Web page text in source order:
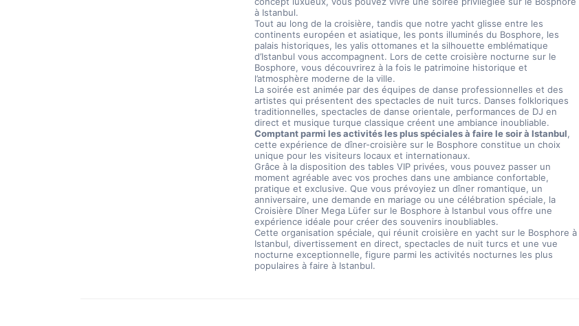
à Istanbul.
Tout au long de la croisière, tandis que notre yacht glisse entre les
continents européen et asiatique, les ponts illuminés du Bosphore, les
palais historiques, les yalis ottomanes et la silhouette emblématique
d’Istanbul vous accompagnent. Lors de cette croisière nocturne sur le
Bosphore, vous découvrirez à la fois le patrimoine historique et
l’atmosphère moderne de la ville.
La soirée est animée par des équipes de danse professionnelles et des
artistes qui présentent des spectacles de nuit turcs. Danses folkloriques
traditionnelles, spectacles de danse orientale, performances de DJ en
direct et musique turque classique créent une ambiance inoubliable.
Comptant parmi les activités les plus spéciales à faire le soir à Istanbul,
cette expérience de dîner-croisière sur le Bosphore constitue un choix
unique pour les visiteurs locaux et internationaux.
Grâce à la disposition des tables VIP privées, vous pouvez passer un
moment agréable avec vos proches dans une ambiance confortable,
pratique et exclusive. Que vous prévoyiez un dîner romantique, un
anniversaire, une demande en mariage ou une célébration spéciale, la
Croisière Dîner Mega Lüfer sur le Bosphore à Istanbul vous offre une
expérience idéale pour créer des souvenirs inoubliables.
Cette organisation spéciale, qui réunit croisière en yacht sur le Bosphore à
Istanbul, divertissement en direct, spectacles de nuit turcs et une vue
nocturne exceptionnelle, figure parmi les activités nocturnes les plus
populaires à faire à Istanbul.